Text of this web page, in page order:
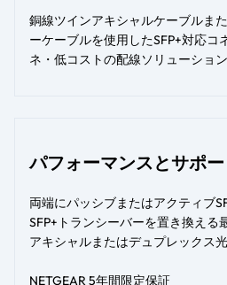
銅線ツインアキシャルケーブルま
ーケーブルを使用したSFP+対応コ
ネ・低コストの配線ソリューショ
パフォーマンスとサポー
両端にパッシブまたはアクティブ
SFP+トランシーバーを置き換える
アキシャルまたはデュプレックス
NETGEAR 5年間限定保証